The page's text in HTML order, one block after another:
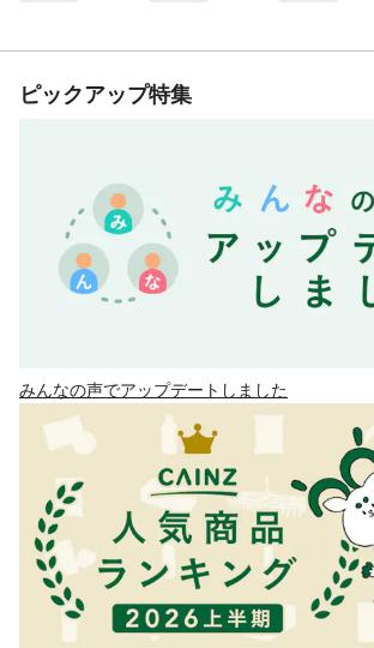
ピックアップ特集
みんなの声でアップデートしました